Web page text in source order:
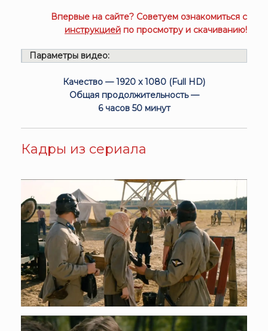
Впервые на сайте? Советуем ознакомиться с
инструкцией по просмотру и скачиванию!
Параметры видео:
Качество — 1920 x 1080 (Full HD)
Общая продолжительность —
6 часов 50 минут
Кадры из сериала